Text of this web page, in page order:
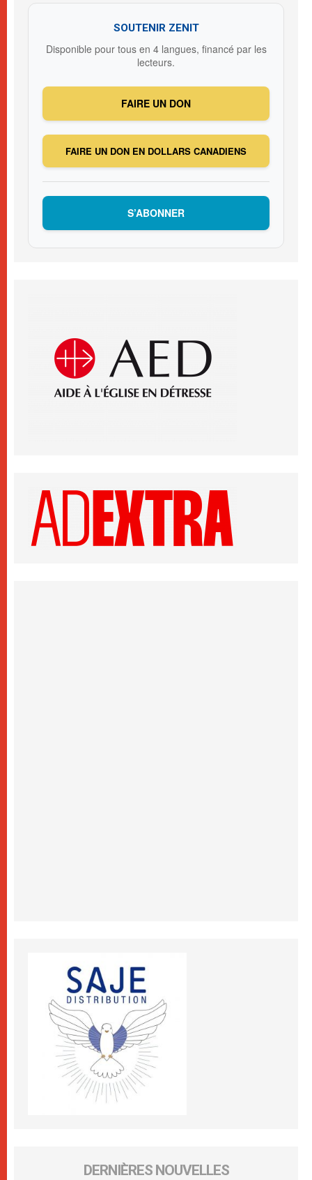
SOUTENIR ZENIT
Disponible pour tous en 4 langues, financé par les
lecteurs.
FAIRE UN DON
FAIRE UN DON EN DOLLARS CANADIENS
S’ABONNER
DERNIÈRES NOUVELLES